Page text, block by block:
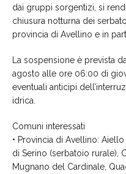
dai gruppi sorgentizi, si
chiusura notturna dei
provincia di Avellino e in
La sospensione è prevista
agosto alle ore 06:00 di
eventuali anticipi
idrica.
Comuni interessati
• Provincia di Avellino:
di Serino (serbatoio rurale),
Mugnano del Cardinale,